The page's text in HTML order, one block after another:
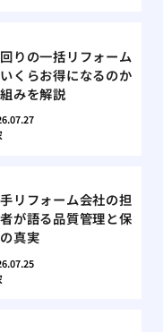
りの一括リフォーム
くらお得になるのか
みを解説
リフォーム会社の担
が語る品質管理と保
真実